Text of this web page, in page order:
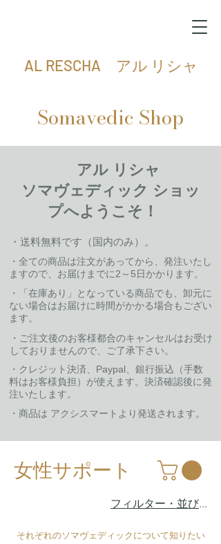
AL RESCHA アル リシャ
Somavedic Shop
アル リシャ
ソマヴェディック ショッ
プへようこそ！
・送料無料です（国内のみ）。
・全ての商品は注文があってから、発注いたし
ますので、お届けまでに2～5日かかります。
​・「在庫あり」となっている商品でも、卸元に
ない場合はお届けに時間がかかる場合もござい
ます。
​・ご注文後のお客様都合のキャンセルはお受け
しておりませんので、ご了承下さい。
​・クレジット決済、Paypal、銀行振込（手数
料はお客様負担）が使えます。決済確認後に発
注いたします。
​・商品は アクシスマートより発送されます。
女性サポート
フィルター・並び替え
それぞれのソマヴェディックについて知りたい